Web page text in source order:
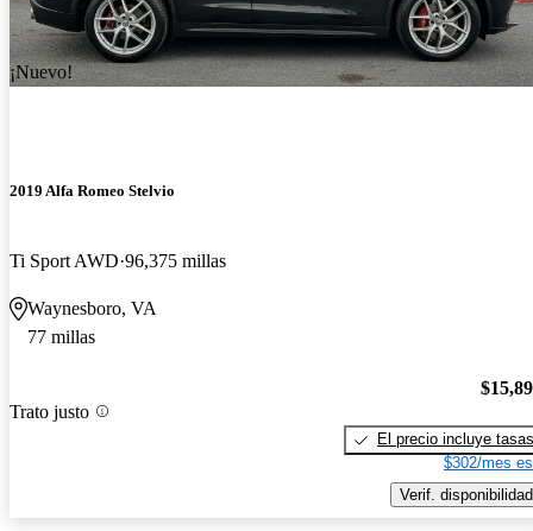
¡Nuevo!
2019 Alfa Romeo Stelvio
Ti Sport AWD 96,375 millas
Waynesboro, VA
77 millas
Trato justo
El precio incluye tasas
$302/mes
Verif. disponibilidad